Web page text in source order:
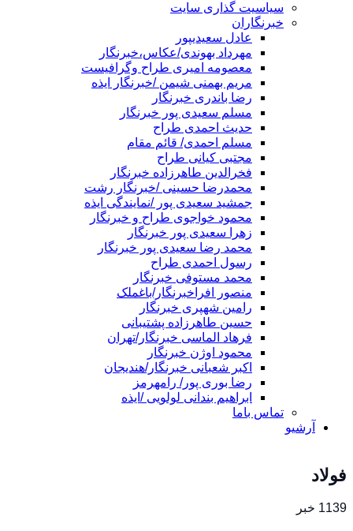
سیاسیت گذاری سایت
خبرنگاران
عادل سعیدیپور
مهرداد بهوندی/عکاس،خبرنگار
معصومه امیری طراح وگرافیست
مریم بهمنی شیمن /خبرنگار ایذه
رضا باندری خبرنگار
مسلم سعیدی پور خبرنگار
حدیث احمدی طراح
مسلم احمدی/ قائم مقام
مجتبی کیانی طراح
فخرالدین طاهرزاده خبرنگار
محمدرضا حسینی /خبرنگار رشت
جمشید سعیدی پور /نمایندگی ایذه
محمود خواجوی طراح و خبرنگار
زهرا سعیدی پور خبرنگار
محمد رضا سعیدی پور خبرنگار
رسول احمدی طراح
محمد مستوفی خبرنگار
منصور افراخبرنگار/باغملک
رامین شهپری خبرنگار
حسین طاهرزاده پشتیبانی
فرهاد الماسی خبرنگار/تهران
محمود اوژن خبرنگار
اکبر شعبانی خبرنگار/هندیجان
رضا بوری پور/ رامهرمز
ابراهیم بندانی لولویی /ایذه
تماس باما
آرشیو
فولاد
1139 خبر